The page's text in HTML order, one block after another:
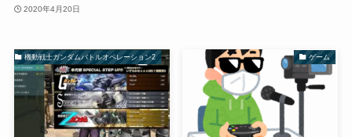
2020年4月20日
機動戦士ガンダムバトルオペレーション2 ゲーム